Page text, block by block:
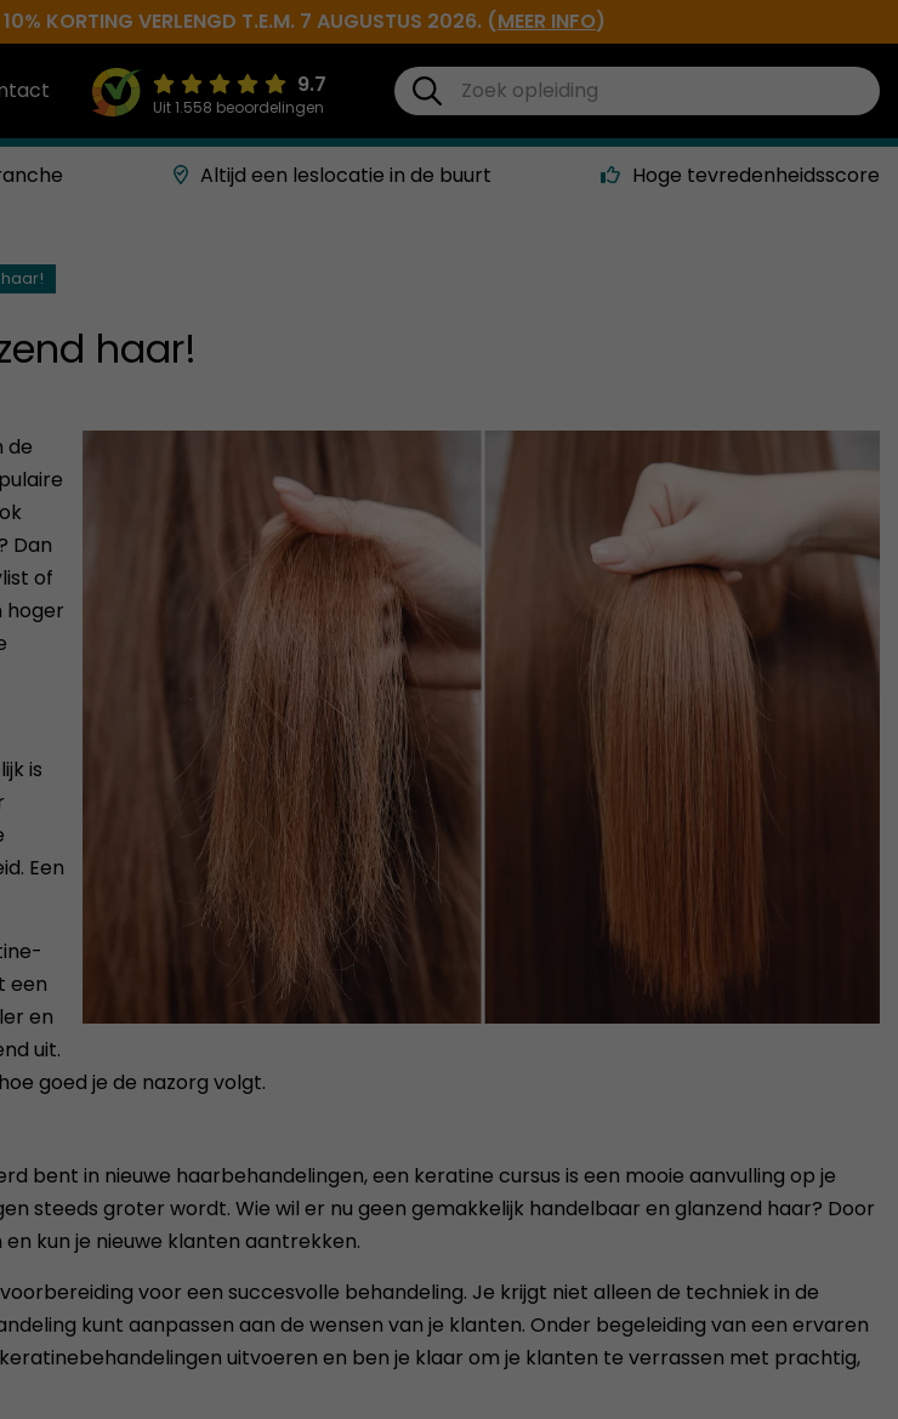
KORTING VERLENGD T.E.M. 7 AUGUSTUS 2026. (MEER INFO)
9.7
Uit 1.558 beoordelingen
Altijd een leslocatie in de buurt Hoge tevredenheidsscore
haar!
de
Dan
of
hoger
is
Een
een
en
uit.
goed je de nazorg volgt.
bent in nieuwe haarbehandelingen, een keratine cursus is een mooie aanvulling op je
steeds groter wordt. Wie wil er nu geen gemakkelijk handelbaar en glanzend haar? Door
kun je nieuwe klanten aantrekken.
voor een succesvolle behandeling. Je krijgt niet alleen de techniek in de
kunt aanpassen aan de wensen van je klanten. Onder begeleiding van een ervaren
uitvoeren en ben je klaar om je klanten te verrassen met prachtig,